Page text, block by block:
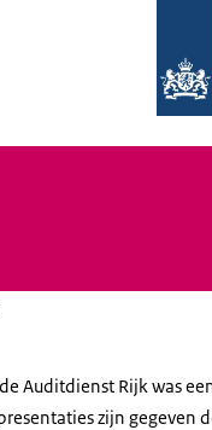
Auditdienst Rijk was
zijn gegeven